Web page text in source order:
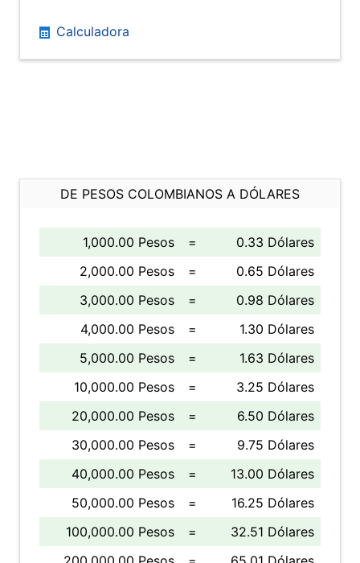
Calculadora
DE PESOS COLOMBIANOS A DÓLARES
1,000.00 Pesos =
0.33 Dólares
2,000.00 Pesos
=
0.65 Dólares
3,000.00 Pesos
=
0.98 Dólares
4,000.00 Pesos
=
1.30 Dólares
5,000.00 Pesos
=
1.63 Dólares
10,000.00 Pesos
=
3.25 Dólares
20,000.00 Pesos
=
6.50 Dólares
30,000.00 Pesos
=
9.75 Dólares
40,000.00 Pesos
=
13.00 Dólares
50,000.00 Pesos
=
16.25 Dólares
100,000.00 Pesos
=
32.51 Dólares